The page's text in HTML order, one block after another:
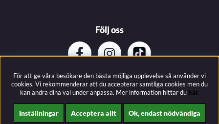
Följ oss
Prenumerera på vårat nyhetsbrev
För att ge våra besökare den bästa möjliga upplevelse så använder vi
cookies. Vi rekommenderar att du accepterar samtliga cookies men du
kan ändra dina val under anpassa. Mer information hittar du här.
Inställningar Acceptera allt Ok, endast nödvändiga